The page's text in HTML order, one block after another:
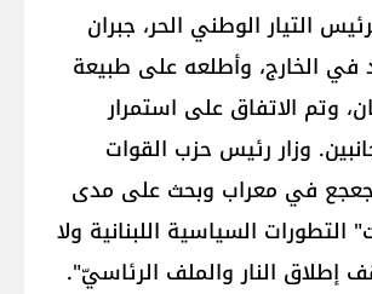
التيار الوطني الحر، جبران
في الخارج، وأطلعه على طبيعة
وتم الاتفاق على استمرار
وزار رئيس حزب القوات
جعجع في معراب وبحث على مدى
السياسية اللبنانية ولا
إطلاق النار والملف الرئاسيّ".